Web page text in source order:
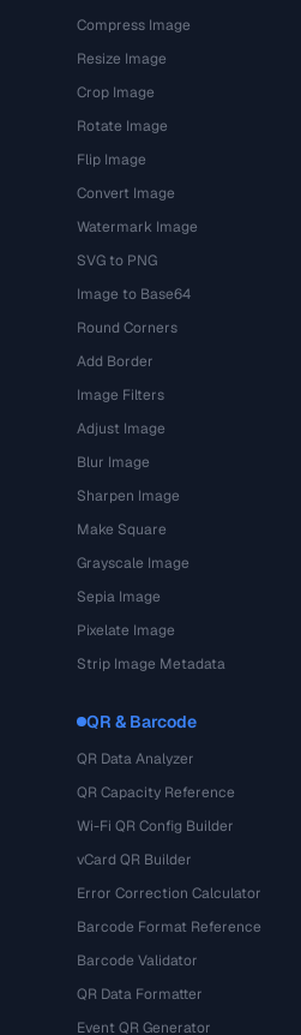
Compress Image
Resize Image
Crop Image
Rotate Image
Flip Image
Convert Image
Watermark Image
SVG to PNG
Image to Base64
Round Corners
Add Border
Image Filters
Adjust Image
Blur Image
Sharpen Image
Make Square
Grayscale Image
Sepia Image
Pixelate Image
Strip Image Metadata
QR & Barcode
QR Data Analyzer
QR Capacity Reference
Wi-Fi QR Config Builder
vCard QR Builder
Error Correction Calculator
Barcode Format Reference
Barcode Validator
QR Data Formatter
Event QR Generator